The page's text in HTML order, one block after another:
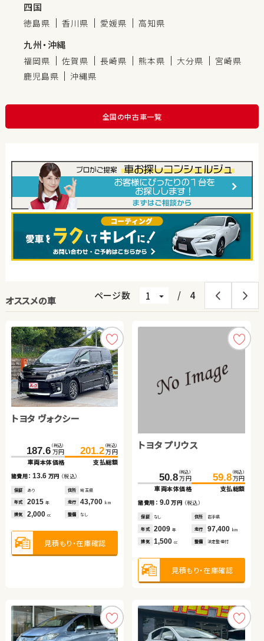
四国
徳島県 香川県 愛媛県 高知県
九州・沖縄
福岡県 佐賀県 長崎県 熊本県 大分県
宮崎県
鹿児島県
沖縄県
全国の中古車一覧
オススメの車 ページ数 / 4
トヨタ ヴォクシー
187.6 （税込）
万円
車両本体価格
201.2 （税込）
万円
支払総額
諸費用：13.6 万円 （税込）
保証 あり 住所 埼玉県
年式 2015 年 走行 43,700 km
排気 2,000 cc 整備 なし
見積もり・在庫確認
トヨタ プリウス
50.8 （税込）
万円
車両本体価格
59.8 （税込）
万円
支払総額
諸費用： 9.0万円 （税込）
保証 なし 住所 岩手県
年式 2009年 走行 97,400 km
排気 1,500cc 整備 法定整備付
見積もり・在庫確認
スズキ アルト ＨＢ
26.5 （税込）
万円
車両本体価格
35.7 （税込）
万円
支払総額
諸費用：9.2万円（税込）
保証 あり 住所 埼玉県
年式 2013 年 走行 64,400 km
排気 660cc 整備 法定整備付
見積もり・在庫確認
184.9（税込）
万円
5.0 万円（税込）
あり
年式 2022年 走行
排気 660 整備 法定整備付
見積もり・在庫確認
スバル フォレスター
203.7 （税込）
万円
車両本体価格
219.7 （税込）
万円
支払総額
諸費用：16.0 万円 （税込）
保証 あり 住所 北海道
年式 2020 年 走行 52,000 km
排気 2,500 cc 整備 法定整備付
見積もり・在庫確認
211.6（税込）
万円
12.2万円（税込）
あり
年式 2021年 走行
排気 1,500 整備 なし
見積もり・在庫確認
ホンダ フィット ハイブリ
187.5 （税込）
万円
車両本体価格
196.8 （税込）
万円
支払総額
諸費用：9.3万円（税込）
保証 あり 住所 福岡県
年式 2023 年 走行 8,000km
排気 1,500 cc 整備 法定整備付
見積もり・在庫確認
247.6（税込）
万円
13.1万円（税込）
なし
年式 2019年 走行
排気 1,800 整備 なし
見積もり・在庫確認